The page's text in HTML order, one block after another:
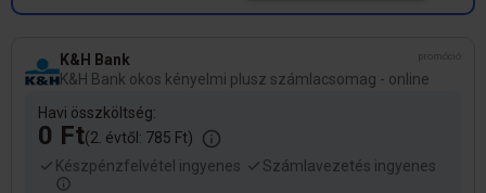
K&H Bank
K&H Bank okos kényelmi plusz számlacsomag - online
promóció
Havi összköltség:
0 Ft(2. évtől: 785 Ft)
Készpénzfelvétel ingyenes
Számlavezetés ingyenes